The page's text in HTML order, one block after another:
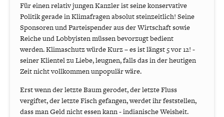
Für einen relativ jungen Kanzler ist seine konservative
Politik gerade in Klimafragen absolut steinzeitlich! Seine
Sponsoren und Parteispender aus der Wirtschaft sowie
Reiche und Lobbyisten müssen bevorzugt bedient
werden. Klimaschutz würde Kurz – es ist längst 5 vor 12! -
seiner Klientel zu Liebe, leugnen, falls das in der heutigen
Zeit nicht vollkommen unpopulär wäre.
Erst wenn der letzte Baum gerodet, der letzte Fluss
vergiftet, der letzte Fisch gefangen, werdet ihr feststellen,
dass man Geld nicht essen kann - indianische Weisheit.